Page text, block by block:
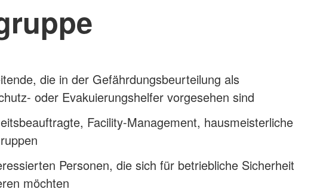
die in der Gefährdungsbeurteilung als
oder Evakuierungshelfer vorgesehen sind
Facility-Management, hausmeisterliche
Personen, die sich für betriebliche Sicherheit
möchten